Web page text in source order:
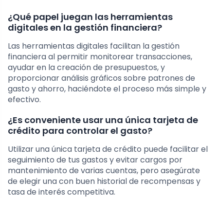
¿Qué papel juegan las herramientas
digitales en la gestión financiera?
Las herramientas digitales facilitan la gestión
financiera al permitir monitorear transacciones,
ayudar en la creación de presupuestos, y
proporcionar análisis gráficos sobre patrones de
gasto y ahorro, haciéndote el proceso más simple y
efectivo.
¿Es conveniente usar una única tarjeta de
crédito para controlar el gasto?
Utilizar una única tarjeta de crédito puede facilitar el
seguimiento de tus gastos y evitar cargos por
mantenimiento de varias cuentas, pero asegúrate
de elegir una con buen historial de recompensas y
tasa de interés competitiva.